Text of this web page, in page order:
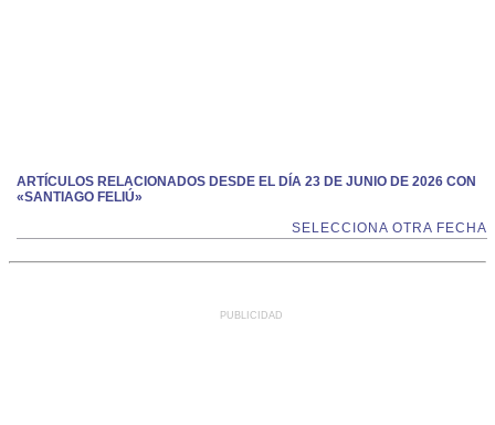
ARTÍCULOS RELACIONADOS DESDE EL DÍA 23 DE JUNIO DE 2026 CON
«SANTIAGO FELIÚ»
SELECCIONA OTRA FECHA
PUBLICIDAD